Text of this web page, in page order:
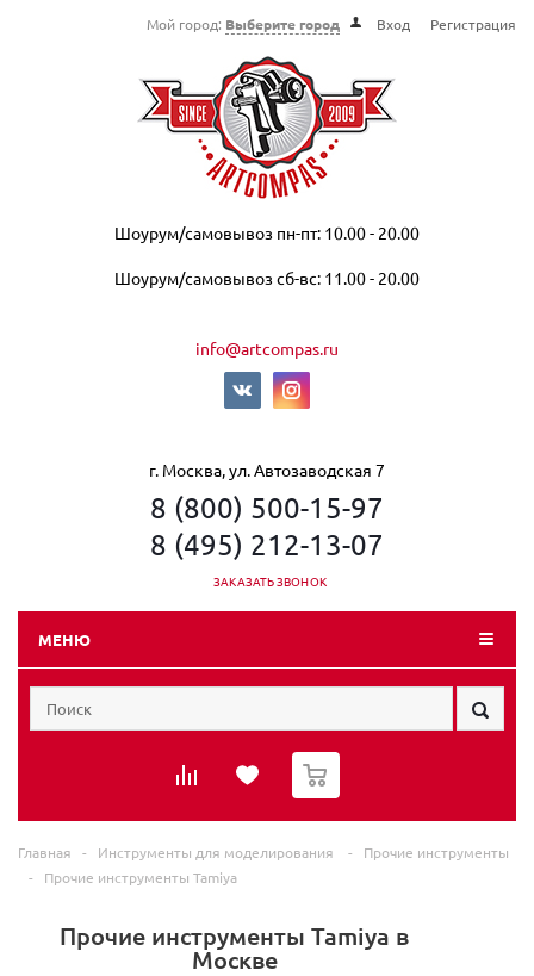
Мой город: Выберите город Вход Регистрация
Шоурум/самовывоз пн-пт: 10.00 - 20.00
Шоурум/самовывоз сб-вс: 11.00 - 20.00
info@artcompas.ru
г. Москва, ул. Автозаводская 7
8 (800) 500-15-97
8 (495) 212-13-07
ЗАКАЗАТЬ ЗВОНОК
МЕНЮ
0
Главная - Инструменты для моделирования -
Прочие инструменты
-
Прочие инструменты Tamiya
Прочие инструменты Tamiya в
Москве